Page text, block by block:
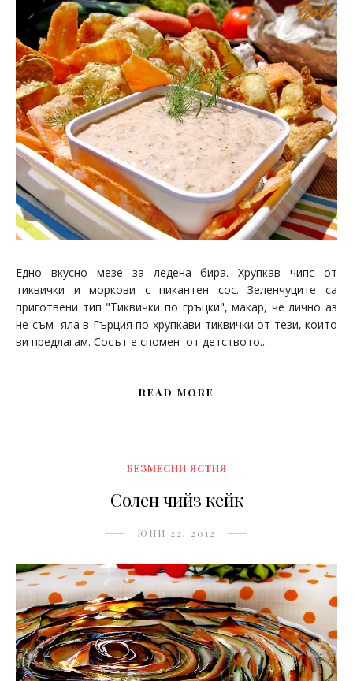
Едно вкусно мезе за ледена бира. Хрупкав чипс от
тиквички и моркови с пикантен сос. Зеленчуците са
приготвени тип "Тиквички по гръцки", макар, че лично аз
не съм яла в Гърция по-хрупкави тиквички от тези, които
ви предлагам. Сосът е спомен от детството...
READ MORE
БЕЗМЕСНИ ЯСТИЯ
Солен чийз кейк
ЮНИ 22, 2012